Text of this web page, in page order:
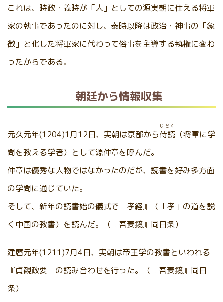
これは、時政・義時が「人」としての源実朝に仕える将軍
家の執事であったのに対し、泰時以降は政治・神事の「象
徴」と化した将軍家に代わって俗事を主導する執権に変わ
ったからである。
朝廷から情報収集
元久元年(1204)1月12日、実朝は京都から侍読
じどく
（将軍に学
問を教える学者）として源仲章を呼んだ。
仲章は優秀な人物ではなかったのだが、読書を好み多方面
の学問に通じていた。
そして、新年の読書始の儀式で『孝経』（「孝」の道を説
く中国の教書）を読んだ。（『吾妻鏡』同日条）
建暦元年(1211)7月4日、実朝は帝王学の教書といわれる
『貞観政要』の読み合わせを行った。（『吾妻鏡』同日
条）